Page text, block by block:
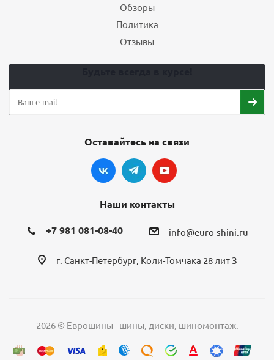
Обзоры
Политика
Отзывы
Оставайтесь на связи
Наши контакты
+7 981 081-08-40 info@euro-shini.ru
г. Санкт-Петербург, Коли-Томчака 28 лит З
2026 © Еврошины - шины, диски, шиномонтаж.